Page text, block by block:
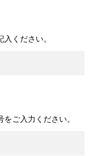
ください。
ご入力ください。